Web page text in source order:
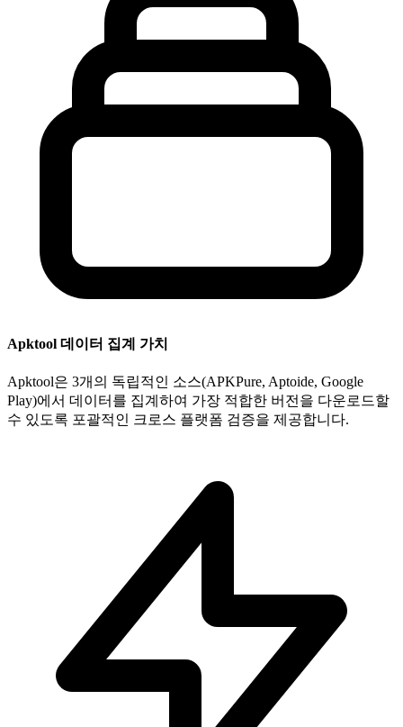
Apktool 데이터 집계 가치
Apktool은 3개의 독립적인 소스(APKPure, Aptoide, Google
Play)에서 데이터를 집계하여 가장 적합한 버전을 다운로드할
수 있도록 포괄적인 크로스 플랫폼 검증을 제공합니다.